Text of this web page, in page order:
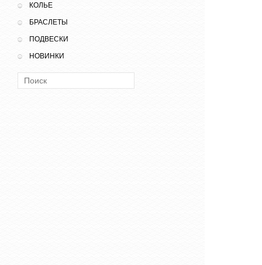
КОЛЬЕ
БРАСЛЕТЫ
ПОДВЕСКИ
НОВИНКИ
Поиск: